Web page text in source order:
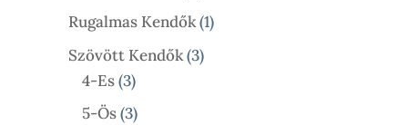
Termék
Rugalmas Kendők 11
Szövött Kendők 33
4-Es 33
Termék
5-Ös 33